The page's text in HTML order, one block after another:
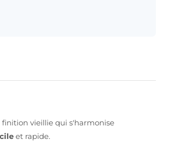
vieillie qui s'harmonise
et rapide.